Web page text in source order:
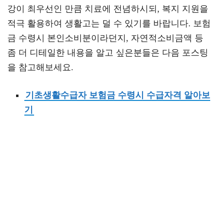
강이 최우선인 만큼 치료에 전념하시되, 복지 지원을
적극 활용하여 생활고는 덜 수 있기를 바랍니다. 보험
금 수령시 본인소비분이라던지, 자연적소비금액 등
좀 더 디테일한 내용을 알고 싶은분들은 다음 포스팅
을 참고해보세요.
기초생활수급자 보험금 수령시 수급자격 알아보
기